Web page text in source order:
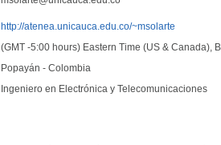
http://atenea.unicauca.edu.co/~msolarte
(GMT -5:00 hours) Eastern Time (US & Canada),
Popayán - Colombia
Ingeniero en Electrónica y Telecomunicaciones